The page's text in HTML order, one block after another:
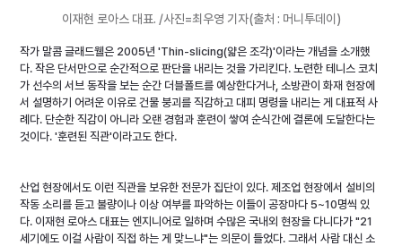
이재현 로아스 대표. /사진=최우영 기자(출처 : 머니투데이)
작가 말콤 글래드웰은 2005년 'Thin-slicing(얇은 조각)'이라는 개념을 소개했
다. 작은 단서만으로 순간적으로 판단을 내리는 것을 가리킨다. 노련한 테니스 코치
가 선수의 서브 동작을 보는 순간 더블폴트를 예상한다거나, 소방관이 화재 현장에
서 설명하기 어려운 이유로 건물 붕괴를 직감하고 대피 명령을 내리는 게 대표적 사
례다. 단순한 직감이 아니라 오랜 경험과 훈련이 쌓여 순식간에 결론에 도달한다는
것이다. '훈련된 직관'이라고도 한다.
산업 현장에서도 이런 직관을 보유한 전문가 집단이 있다. 제조업 현장에서 설비의
작동 소리를 듣고 불량이나 이상 여부를 파악하는 이들이 공장마다 5~10명씩 있
다. 이재현 로아스 대표는 엔지니어로 일하며 수많은 국내외 현장을 다니다가 "21
세기에도 이걸 사람이 직접 하는 게 맞느냐"는 의문이 들었다. 그래서 사람 대신 소